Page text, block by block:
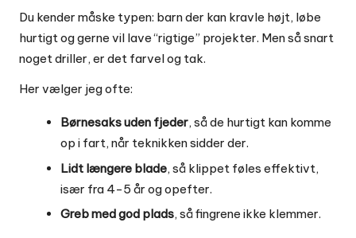
Du kender måske typen: barn der kan kravle højt, løbe
hurtigt og gerne vil lave “rigtige” projekter. Men så snart
noget driller, er det farvel og tak.
Her vælger jeg ofte:
Børnesaks uden fjeder, så de hurtigt kan komme
op i fart, når teknikken sidder der.
Lidt længere blade, så klippet føles effektivt,
især fra 4-5 år og opefter.
Greb med god plads, så fingrene ikke klemmer.